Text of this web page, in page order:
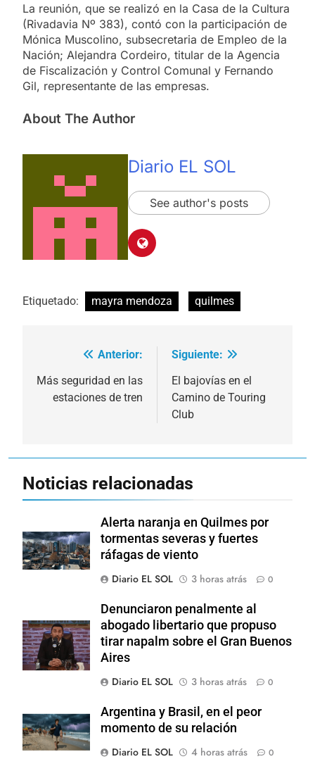
La reunión, que se realizó en la Casa de la Cultura
(Rivadavia Nº 383), contó con la participación de
Mónica Muscolino, subsecretaria de Empleo de la
Nación; Alejandra Cordeiro, titular de la Agencia
de Fiscalización y Control Comunal y Fernando
Gil, representante de las empresas.
About The Author
Diario EL SOL
See author's posts
Etiquetado: mayra mendoza quilmes
Navegación
de
Anterior:
Más seguridad en las
estaciones de tren
Siguiente:
El bajovías en el
Camino de Touring
Club
Noticias relacionadas
Alerta naranja en Quilmes por
tormentas severas y fuertes
ráfagas de viento
Diario EL SOL
3 horas atrás 0
Denunciaron penalmente al
abogado libertario que propuso
tirar napalm sobre el Gran Buenos
Aires
Diario EL SOL
3 horas atrás 0
Argentina y Brasil, en el peor
momento de su relación
Diario EL SOL
4 horas atrás 0